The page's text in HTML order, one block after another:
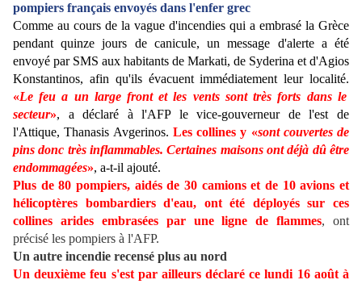
pompiers français envoyés dans l'enfer grec
Comme au cours de la vague d'incendies qui a embrasé la Grèce
pendant quinze jours de canicule, un message d'alerte a été
envoyé par SMS aux habitants de Markati, de Syderina et d'Agios
Konstantinos, afin qu'ils évacuent immédiatement leur localité.
«Le feu a un large front et les vents sont très forts dans le
secteur», a déclaré à l'AFP le vice-gouverneur de l'est de
l'Attique, Thanasis Avgerinos. Les collines y «sont couvertes de
pins donc très inflammables. Certaines maisons ont déjà dû être
endommagées», a-t-il ajouté.
Plus de 80 pompiers, aidés de 30 camions et de 10 avions et
hélicoptères bombardiers d'eau, ont été déployés sur ces
collines arides embrasées par une ligne de flammes, ont
précisé les pompiers à l'AFP.
Un autre incendie recensé plus au nord
Un deuxième feu s'est par ailleurs déclaré ce lundi 16 août à